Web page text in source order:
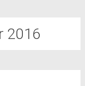
2016